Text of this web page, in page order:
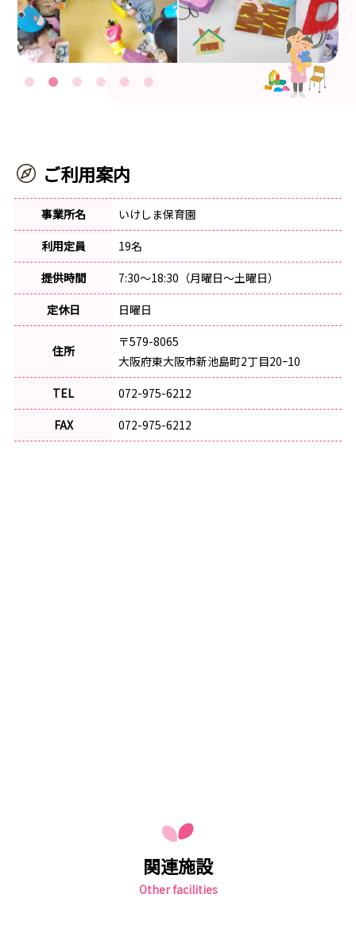
ご利用案内
事業所名
いけしま保育園
利用定員
19名
提供時間
7:30～18:30（月曜日～土曜日）
定休日
日曜日
住所
〒579-8065
大阪府東大阪市新池島町2丁目20ｰ10
TEL
072-975-6212
FAX
072-975-6212
関連施設
Other facilities